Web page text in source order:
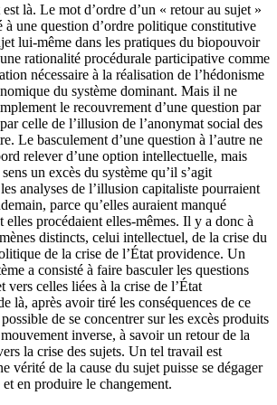
là. Le mot d’ordre d’un « retour au sujet »
à une question d’ordre politique constitutive
lui-même dans les pratiques du biopouvoir
rationalité procédurale participative comme
nécessaire à la réalisation de l’hédonisme
du système dominant. Mais il ne
le recouvrement d’une question par
celle de l’illusion de l’anonymat social des
Le basculement d’une question à l’autre ne
relever d’une option intellectuelle, mais
un excès du système qu’il s’agit
analyses de l’illusion capitaliste pourraient
parce qu’elles auraient manqué
elles procédaient elles-mêmes. Il y a donc à
distincts, celui intellectuel, de la crise du
de la crise de l’État providence. Un
a consisté à faire basculer les questions
vers celles liées à la crise de l’État
là, après avoir tiré les conséquences de ce
de se concentrer sur les excès produits
inverse, à savoir un retour de la
la crise des sujets. Un tel travail est
vérité de la cause du sujet puisse se dégager
et en produire le changement.